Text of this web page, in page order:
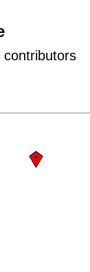
contributors